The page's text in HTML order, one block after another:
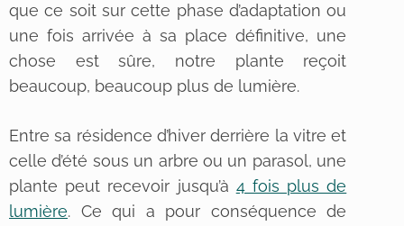
que ce soit sur cette phase d’adaptation ou
une fois arrivée à sa place définitive, une
chose est sûre, notre plante reçoit
beaucoup, beaucoup plus de lumière.
Entre sa résidence d’hiver derrière la vitre et
celle d’été sous un arbre ou un parasol, une
plante peut recevoir jusqu’à 4 fois plus de
lumière. Ce qui a pour conséquence de